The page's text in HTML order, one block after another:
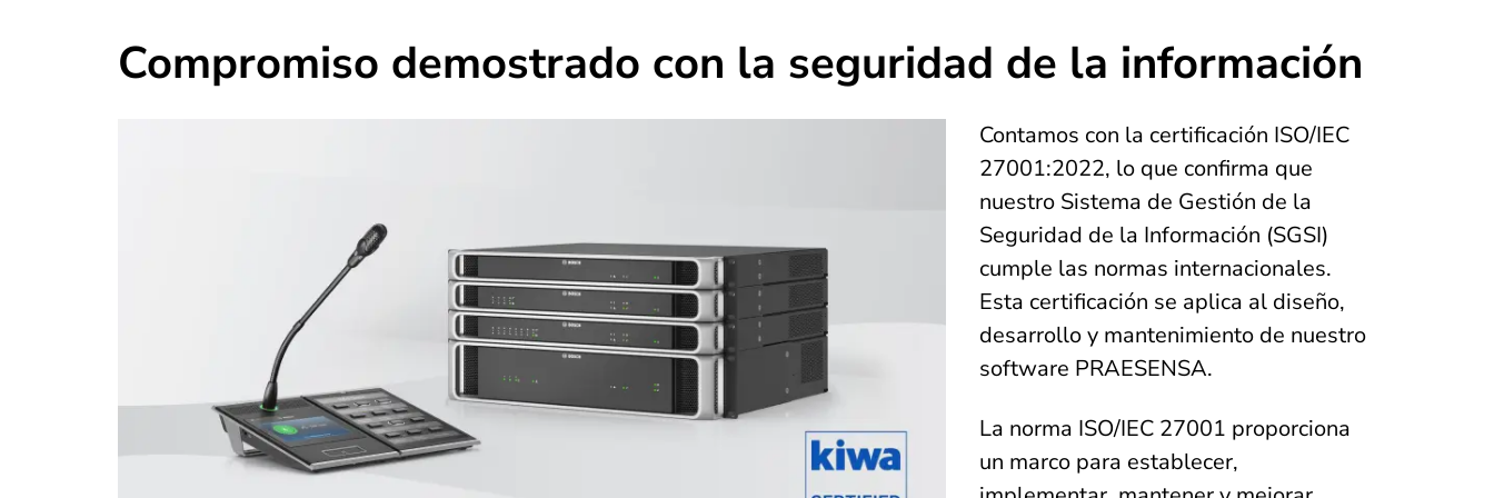
Compromiso demostrado con la seguridad de la información
Contamos con la certificación ISO/IEC
27001:2022, lo que confirma que
nuestro Sistema de Gestión de la
Seguridad de la Información (SGSI)
cumple las normas internacionales.
Esta certificación se aplica al diseño,
desarrollo y mantenimiento de nuestro
software PRAESENSA.
La norma ISO/IEC 27001 proporciona
un marco para establecer,